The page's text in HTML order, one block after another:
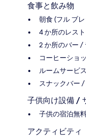
食事と飲み物
朝食 (フル ブ
4 か所のレス
2 か所のバー /
コーヒーショ
ルームサービ
スナックバー /
子供向け設備 /
子供の宿泊無
アクティビティ